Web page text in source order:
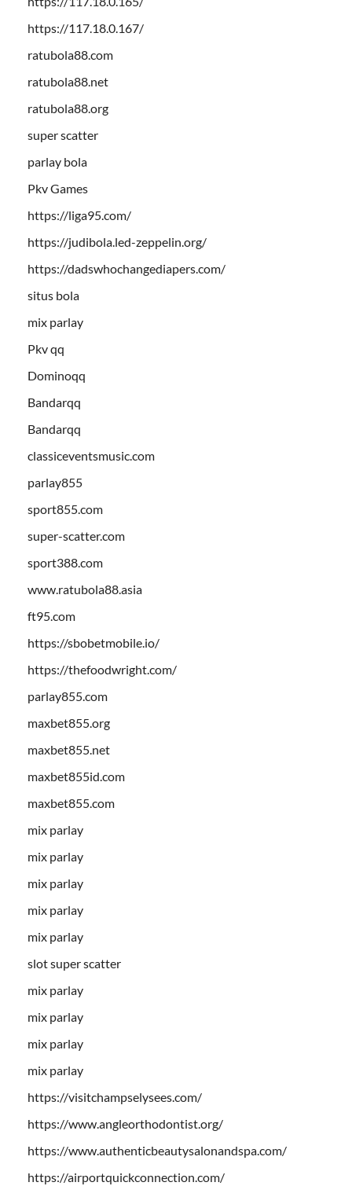
https://117.18.0.167/
ratubola88.com
ratubola88.net
ratubola88.org
super scatter
parlay bola
Pkv Games
https://liga95.com/
https://judibola.led-zeppelin.org/
https://dadswhochangediapers.com/
situs bola
mix parlay
Pkv qq
Dominoqq
Bandarqq
Bandarqq
classiceventsmusic.com
parlay855
sport855.com
super-scatter.com
sport388.com
www.ratubola88.asia
ft95.com
https://sbobetmobile.io/
https://thefoodwright.com/
parlay855.com
maxbet855.org
maxbet855.net
maxbet855id.com
maxbet855.com
mix parlay
mix parlay
mix parlay
mix parlay
mix parlay
slot super scatter
mix parlay
mix parlay
mix parlay
mix parlay
https://visitchampselysees.com/
https://www.angleorthodontist.org/
https://www.authenticbeautysalonandspa.com/
https://airportquickconnection.com/